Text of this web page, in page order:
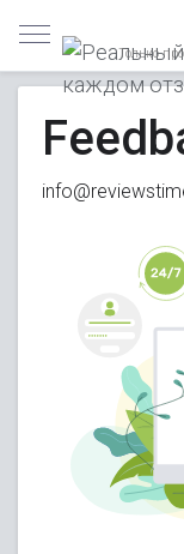
Только